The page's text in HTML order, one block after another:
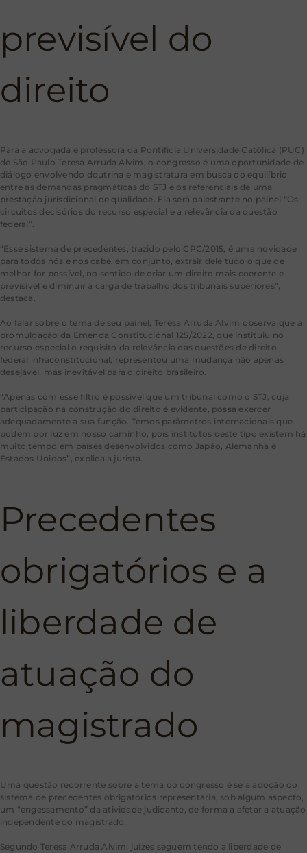
previsível do
direito
Para a advogada e professora da Pontifícia Universidade Católica (PUC)
de São Paulo Teresa Arruda Alvim, o congresso é uma oportunidade de
diálogo envolvendo doutrina e magistratura em busca do equilíbrio
entre as demandas pragmáticas do STJ e os referenciais de uma
prestação jurisdicional de qualidade. Ela será palestrante no painel “Os
circuitos decisórios do recurso especial e a relevância da questão
federal”.
“Esse sistema de precedentes, trazido pelo CPC/2015, é uma novidade
para todos nós e nos cabe, em conjunto, extrair dele tudo o que de
melhor for possível, no sentido de criar um direito mais coerente e
previsível e diminuir a carga de trabalho dos tribunais superiores”,
destaca.
Ao falar sobre o tema de seu painel, Teresa Arruda Alvim observa que a
promulgação da Emenda Constitucional 125/2022, que instituiu no
recurso especial o requisito da relevância das questões de direito
federal infraconstitucional, representou uma mudança não apenas
desejável, mas inevitável para o direito brasileiro.
“Apenas com esse filtro é possível que um tribunal como o STJ, cuja
participação na construção do direito é evidente, possa exercer
adequadamente a sua função. Temos parâmetros internacionais que
podem por luz em nosso caminho, pois institutos deste tipo existem há
muito tempo em países desenvolvidos como Japão, Alemanha e
Estados Unidos”, explica a jurista.
Precedentes
obrigatórios e a
liberdade de
atuação do
magistrado
Uma questão recorrente sobre a tema do congresso é se a adoção do
sistema de precedentes obrigatórios representaria, sob algum aspecto,
um “engessamento” da atividade judicante, de forma a afetar a atuação
independente do magistrado.
Segundo Teresa Arruda Alvim, juízes seguem tendo a liberdade de